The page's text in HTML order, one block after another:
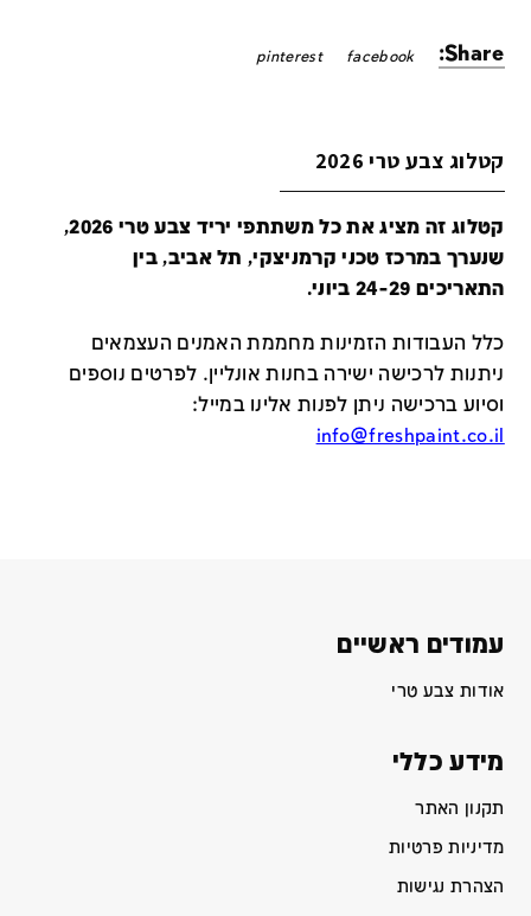
Share:
facebook
pinterest
קטלוג צבע טרי 2026
קטלוג זה מציג את כל משתתפי יריד צבע טרי 2026,
שנערך במרכז טכני קרמניצקי, תל אביב, בין
התאריכים 24-29 ביוני.
כלל העבודות הזמינות מחממת האמנים העצמאים
ניתנות לרכישה ישירה בחנות אונליין. לפרטים נוספים
וסיוע ברכישה ניתן לפנות אלינו במייל:
info@freshpaint.co.il
עמודים ראשיים
אודות צבע טרי
מידע כללי
תקנון האתר
מדיניות פרטיות
הצהרת נגישות